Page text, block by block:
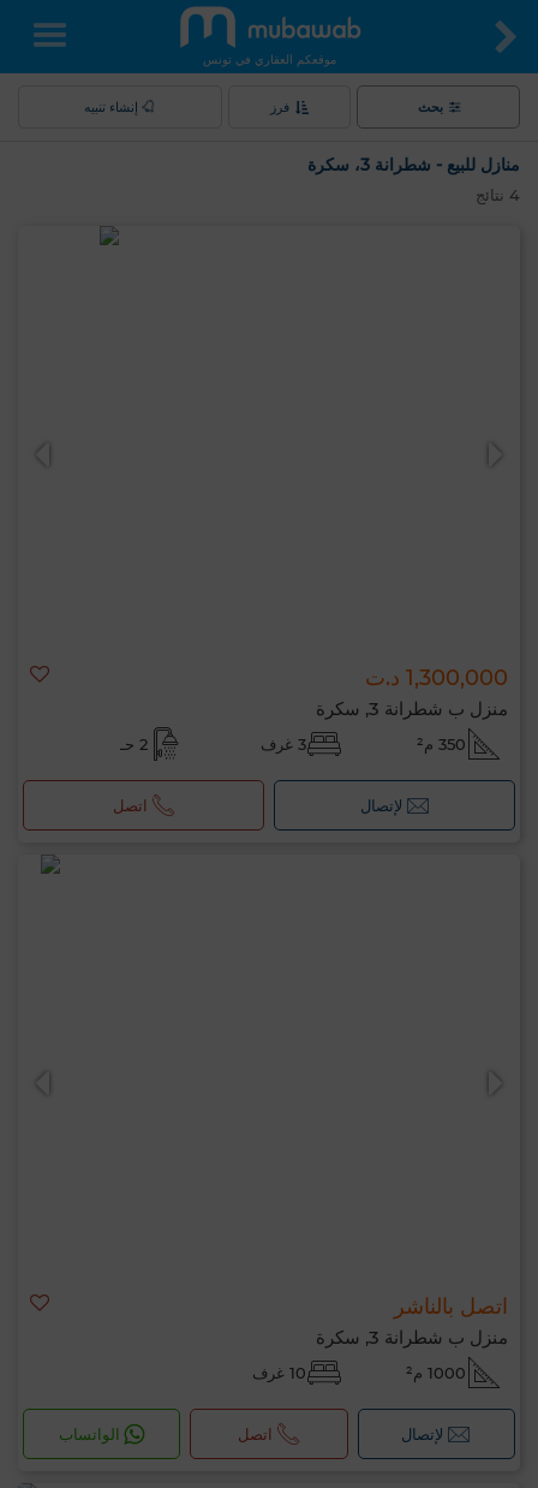
موقعكم العقاري في تونس
بحث فرز إنشاء تنبيه
منازل للبيع - شطرانة 3، سكرة
4 نتائج
1,300,000 د.ت
منزل ب شطرانة 3, سكرة
350 م² 3 غرف 2 حـ
لإتصال اتصل
اتصل بالناشر
منزل ب شطرانة 3, سكرة
1000 م² 10 غرف
لإتصال اتصل الواتساب